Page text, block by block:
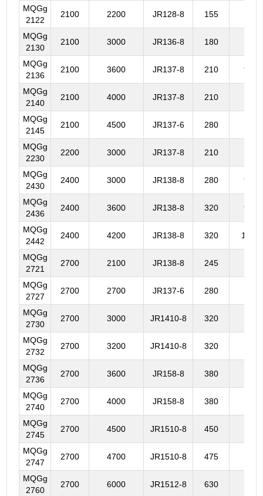
MQGg
2122
2100 2200 JR128-8 155
MQGg
2130
2100 3000 JR136-8 180
MQGg
2136
2100 3600 JR137-8 210
MQGg
2140
2100 4000 JR137-8 210
MQGg
2145
2100 4500 JR137-6 280
MQGg
2230
2200 3000 JR137-8 210
MQGg
2430
2400 3000 JR138-8 280
MQGg
2436
2400 3600 JR138-8 320
MQGg
2442
2400 4200 JR138-8 320
MQGg
2721
2700 2100 JR138-8 245
MQGg
2727
2700 2700 JR137-6 280
MQGg
2730
2700 3000 JR1410-8 320
MQGg
2732
2700 3200 JR1410-8 320
MQGg
2736
2700 3600 JR158-8 380
MQGg
2740
2700 4000 JR158-8 380
MQGg
2745
2700 4500 JR1510-8 450
MQGg
2747
2700 4700 JR1510-8 475
MQGg
2760
2700 6000 JR1512-8 630